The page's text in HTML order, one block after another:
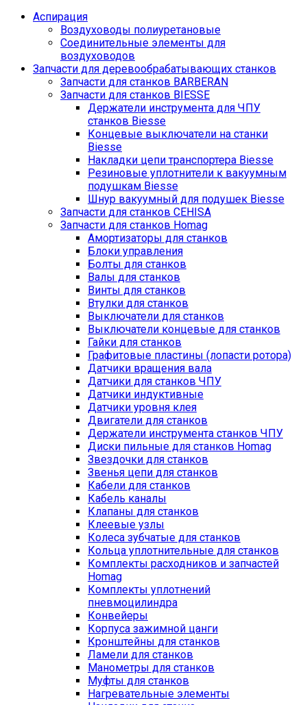
Аспирация
Воздуховоды полиуретановые
Соединительные элементы для
воздуховодов
Запчасти для деревообрабатывающих станков
Запчасти для станков BARBERAN
Запчасти для станков BIESSE
Держатели инструмента для ЧПУ
станков Biesse
Концевые выключатели на станки
Biesse
Накладки цепи транспортера Biesse
Резиновые уплотнители к вакуумным
подушкам Biesse
Шнур вакуумный для подушек Biesse
Запчасти для станков CEHISA
Запчасти для станков Homag
Амортизаторы для станков
Блоки управления
Болты для станков
Валы для станков
Винты для станков
Втулки для станков
Выключатели для станков
Выключатели концевые для станков
Гайки для станков
Графитовые пластины (лопасти ротора)
Датчики вращения вала
Датчики для станков ЧПУ
Датчики индуктивные
Датчики уровня клея
Двигатели для станков
Держатели инструмента станков ЧПУ
Диски пильные для станков Homag
Звездочки для станков
Звенья цепи для станков
Кабели для станков
Кабель каналы
Клапаны для станков
Клеевые узлы
Колеса зубчатые для станков
Кольца уплотнительные для станков
Комплекты расходников и запчастей
Homag
Комплекты уплотнений
пневмоцилиндра
Конвейеры
Корпуса зажимной цанги
Кронштейны для станков
Ламели для станков
Манометры для станков
Муфты для станков
Нагревательные элементы